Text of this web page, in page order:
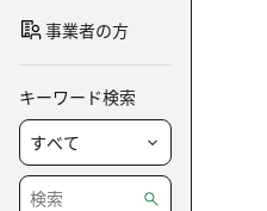
事業者の方
キーワード検索